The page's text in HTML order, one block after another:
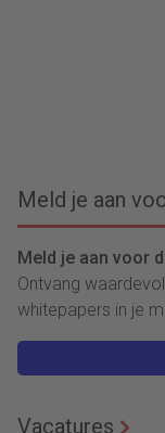
Meld je aan
Meld je aan voor
Ontvang
whitepapers in je
Vacatures